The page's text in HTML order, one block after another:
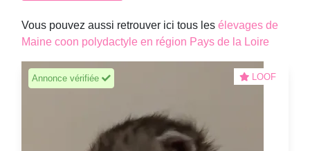
Vous pouvez aussi retrouver ici tous les élevages de
Maine coon polydactyle en région Pays de la Loire
Annonce vérifiée LOOF